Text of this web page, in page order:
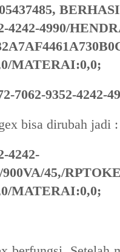
4242-4990/
MATERAI:0,0;
7062-9352-4242-
bisa dirubah jadi :
4242-
45,/
MATERAI:0,0;